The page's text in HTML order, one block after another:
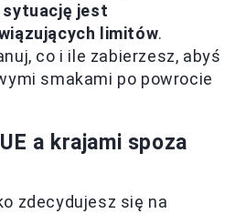
sytuację jest
limitów.
co i ile zabierzesz, abyś
smakami po powrocie
a krajami spoza
zdecydujesz się na